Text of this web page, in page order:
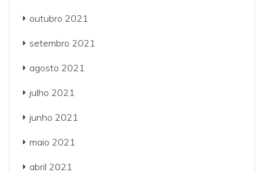
outubro 2021
setembro 2021
agosto 2021
julho 2021
junho 2021
maio 2021
abril 2021